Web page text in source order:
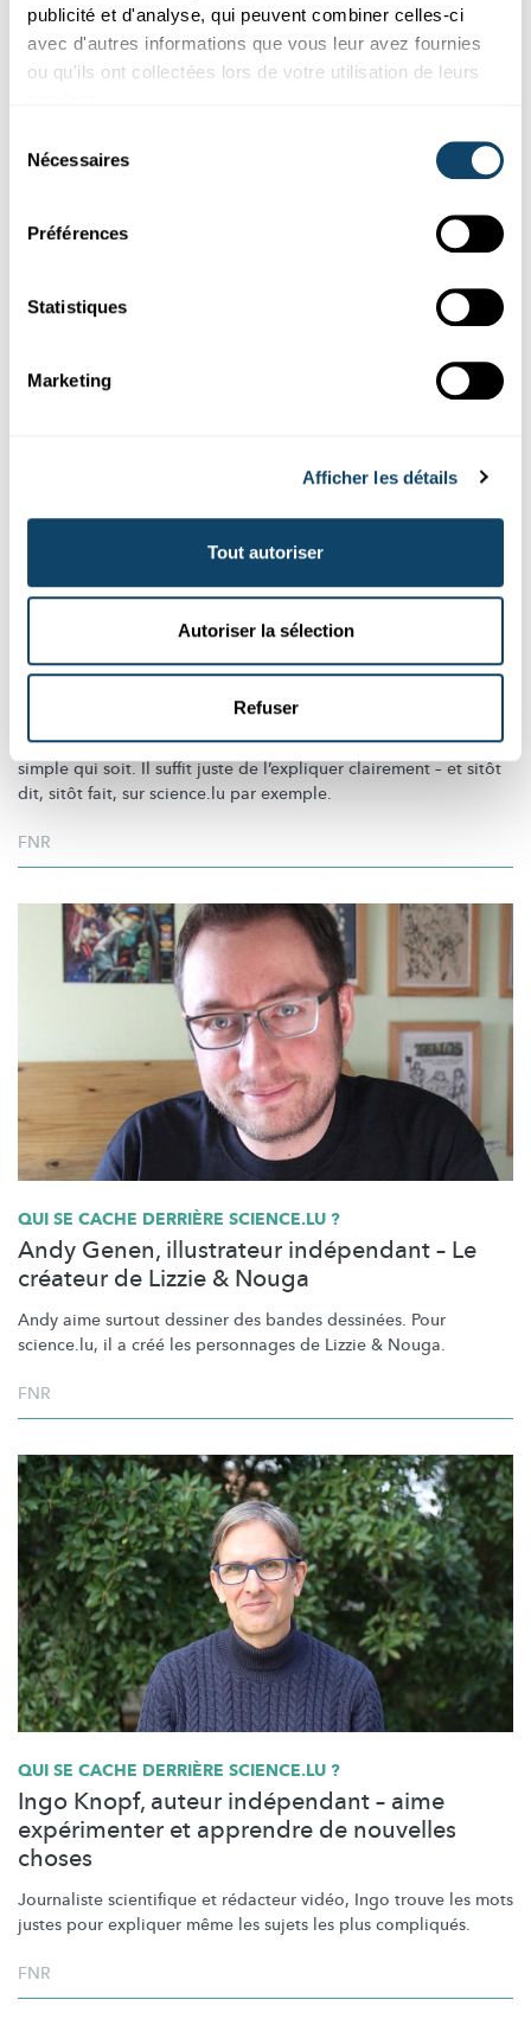
publicité et d'analyse, qui peuvent combiner celles-ci
avec d'autres informations que vous leur avez fournies
ou qu'ils ont collectées lors de votre utilisation de leurs
Nécessaires
Préférences
Statistiques
Marketing
Afficher les détails
Tout autoriser
Autoriser la sélection
Refuser
QUI SE CACHE DERRIÈRE SCIENCE.LU ?
Svens’intéresse
à beaucoup de choses. Notamment au
QUI SE CACHE DERRIÈRE SCIENCE.LU ?
André Mousset, auteur indépendant – La
physique, un jeu d’enfant
Aux yeux d’André, la physique est la science naturelle la plus
simple qui soit. Il suffit juste de l’expliquer clairement – et sitôt
dit, sitôt fait, sur science.lu par exemple.
FNR
QUI SE CACHE DERRIÈRE SCIENCE.LU ?
Andy Genen, illustrateur indépendant – Le
créateur de Lizzie & Nouga
Andy aime surtout dessiner des bandes dessinées. Pour
science.lu, il a créé les personnages de Lizzie & Nouga.
FNR
QUI SE CACHE DERRIÈRE SCIENCE.LU ?
Ingo Knopf, auteur indépendant – aime
expérimenter et apprendre de nouvelles
choses
Journaliste scientifique et rédacteur vidéo, Ingo trouve les mots
justes pour expliquer même les sujets les plus compliqués.
FNR